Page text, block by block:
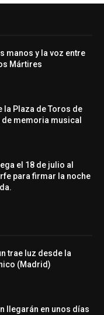
manos y la voz entre
Mártires
la Plaza de Toros de
de memoria musical
el 18 de julio al
para firmar la noche
trae luz desde la
(Madrid)
llegarán en unos días